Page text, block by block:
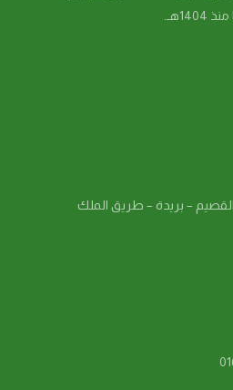
– بريدة – طريق الملك